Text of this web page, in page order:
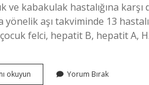
ve kabakulak hastalığına
yönelik aşı takviminde 13
felci, hepatit B, hepatit A,
okuyun Türkiyede Yorum Bırak